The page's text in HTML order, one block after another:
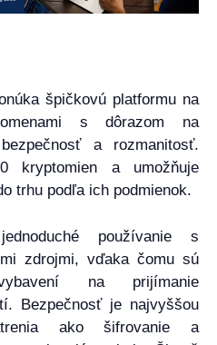
špičkovú platformu na
s dôrazom na
a rozmanitosť.
kryptomien a umožňuje
trhu podľa ich podmienok.
používanie s
zdrojmi, vďaka čomu sú
na prijímanie
Bezpečnosť je najvyššou
ako šifrovanie a